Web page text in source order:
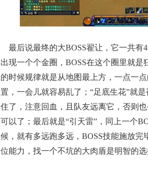
最后说最终的大BOSS翟让，它一共有
出现一个个金圈，BOSS在这个圈里就
的时候规律就是从地图最上方，一点一
置，一会儿就容易乱了；“足底生花”就
住了，注意回血，且队友远离它，否则
可以了；最后就是“引天雷”，同上一个
候，就有多远跑多远，BOSS技能施放
位能力，找一个不坑的大肉盾是明智的选